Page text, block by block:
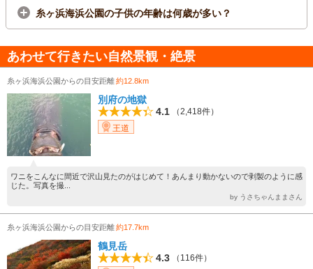
糸ヶ浜海浜公園の子供の年齢は何歳が多い？
あわせて行きたい自然景観・絶景
糸ヶ浜海浜公園からの目安距離約12.8km
別府の地獄
4.1
（2,418件）
王道
ワニをこんなに間近で沢山見たのがはじめて！あんまり動かないので剥製のように感
じた。写真を撮...
by うさちゃんままさん
糸ヶ浜海浜公園からの目安距離約17.7km
鶴見岳
4.3
（116件）